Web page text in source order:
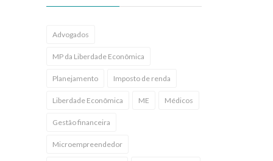
Advogados
MP da Liberdade Econômica
Planejamento Imposto de renda
Liberdade Econômica ME Médicos
Gestão financeira
Microempreendedor